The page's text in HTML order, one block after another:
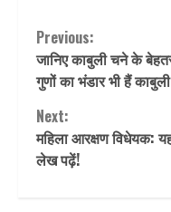
Continue
Reading
Previous:
जानिए काबुली चने के
गुणों का भंडार भी हैं
Next:
महिला आरक्षण विधेयक:
लेख पढ़ें!